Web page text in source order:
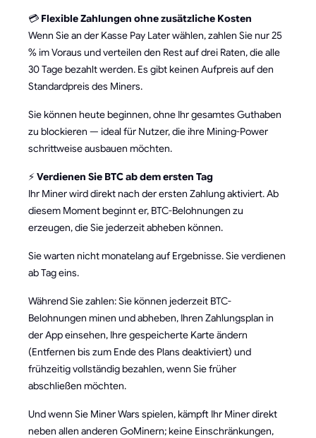
💳 Flexible Zahlungen ohne zusätzliche Kosten
Wenn Sie an der Kasse Pay Later wählen, zahlen Sie nur 25
% im Voraus und verteilen den Rest auf drei Raten, die alle
30 Tage bezahlt werden. Es gibt keinen Aufpreis auf den
Standardpreis des Miners.
Sie können heute beginnen, ohne Ihr gesamtes Guthaben
zu blockieren — ideal für Nutzer, die ihre Mining-Power
schrittweise ausbauen möchten.
⚡Verdienen Sie BTC ab dem ersten Tag
Ihr Miner wird direkt nach der ersten Zahlung aktiviert. Ab
diesem Moment beginnt er, BTC-Belohnungen zu
erzeugen, die Sie jederzeit abheben können.
Sie warten nicht monatelang auf Ergebnisse. Sie verdienen
ab Tag eins.
Während Sie zahlen: Sie können jederzeit BTC-
Belohnungen minen und abheben, Ihren Zahlungsplan in
der App einsehen, Ihre gespeicherte Karte ändern
(Entfernen bis zum Ende des Plans deaktiviert) und
frühzeitig vollständig bezahlen, wenn Sie früher
abschließen möchten.
Und wenn Sie Miner Wars spielen, kämpft Ihr Miner direkt
neben allen anderen GoMinern; keine Einschränkungen,